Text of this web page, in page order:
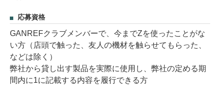
応募資格
GANREFクラブメンバーで、今までZを使ったことがな
い方（店頭で触った、友人の機材を触らせてもらった、
などは除く）
弊社から貸し出す製品を実際に使用し、弊社の定める期
間内に1に記載する内容を履行できる方